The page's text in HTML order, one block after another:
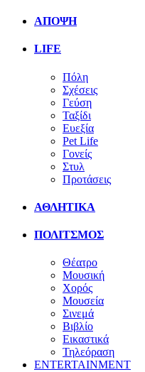
ΑΠΟΨΗ
LIFE
Πόλη
Σχέσεις
Γεύση
Ταξίδι
Ευεξία
Pet Life
Γονείς
Στυλ
Προτάσεις
ΑΘΛΗΤΙΚΑ
ΠΟΛΙΤΣΜΟΣ
Θέατρο
Μουσική
Χορός
Μουσεία
Σινεμά
Βιβλίο
Εικαστικά
Τηλεόραση
ENTERTAINMENT